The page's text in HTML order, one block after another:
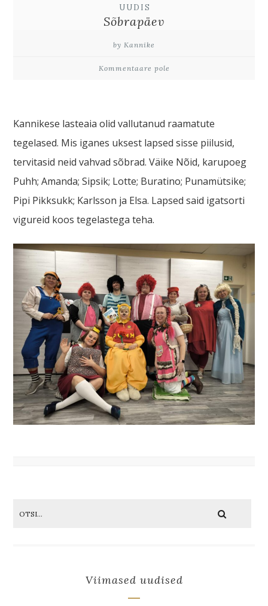
UUDIS
Sõbrapäev
by Kannike
Kommentaare pole
Kannikese lasteaia olid vallutanud raamatute
tegelased. Mis iganes uksest lapsed sisse piilusid,
tervitasid neid vahvad sõbrad. Väike Nõid, karupoeg
Puhh; Amanda; Sipsik; Lotte; Buratino; Punamütsike;
Pipi Pikksukk; Karlsson ja Elsa. Lapsed said igatsorti
vigureid koos tegelastega teha.
Viimased uudised